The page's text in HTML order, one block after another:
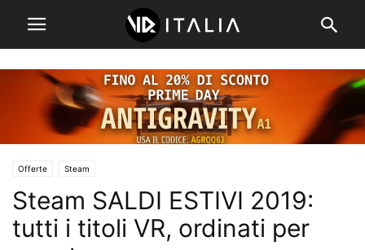
Offerte Steam
Steam SALDI ESTIVI 2019:
tutti i titoli VR, ordinati per